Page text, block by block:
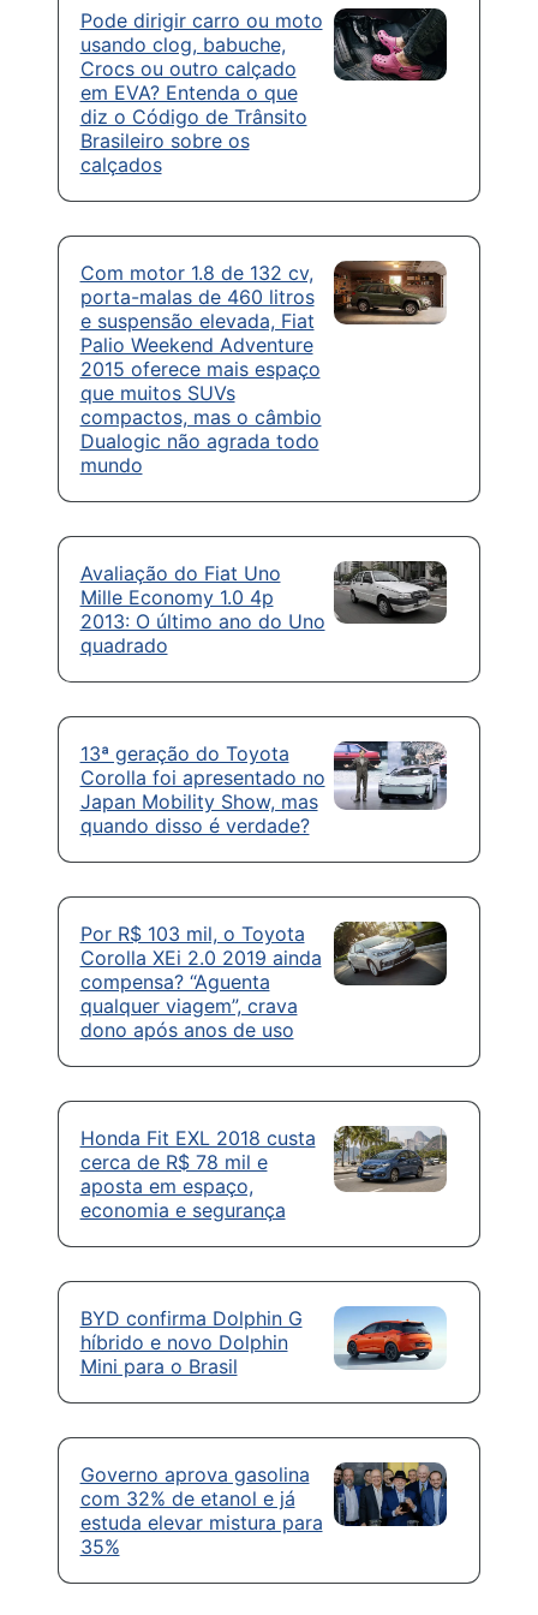
Pode dirigir carro ou moto
usando clog, babuche,
Crocs ou outro calçado
em EVA? Entenda o que
diz o Código de Trânsito
Brasileiro sobre os
calçados
Com motor 1.8 de 132 cv,
porta-malas de 460 litros
e suspensão elevada, Fiat
Palio Weekend Adventure
2015 oferece mais espaço
que muitos SUVs
compactos, mas o câmbio
Dualogic não agrada todo
mundo
Avaliação do Fiat Uno
Mille Economy 1.0 4p
2013: O último ano do Uno
quadrado
13ª geração do Toyota
Corolla foi apresentado no
Japan Mobility Show, mas
quando disso é verdade?
Por R$ 103 mil, o Toyota
Corolla XEi 2.0 2019 ainda
compensa? “Aguenta
qualquer viagem”, crava
dono após anos de uso
Honda Fit EXL 2018 custa
cerca de R$ 78 mil e
aposta em espaço,
economia e segurança
BYD confirma Dolphin G
híbrido e novo Dolphin
Mini para o Brasil
Governo aprova gasolina
com 32% de etanol e já
estuda elevar mistura para
35%